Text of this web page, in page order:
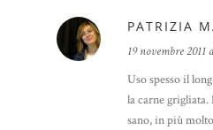
PATRIZIA
19 novembre 2011
Uso spesso il
la carne
sano, in più